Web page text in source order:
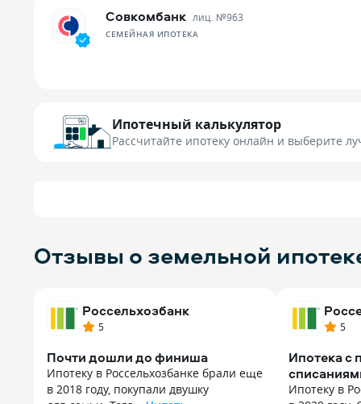
Совкомбанк лиц. №963
СЕМЕЙНАЯ ИПОТЕКА
Ипотечный калькулятор
Рассчитайте ипотеку онлайн и выберите
Отзывы о земельной
Россельхозбанк
5
Почти дошли до финиша
Ипотеку в Россельхозбанке брали еще
в 2018 году, покупали двушку
5
Ипотека с
Ипотеку в